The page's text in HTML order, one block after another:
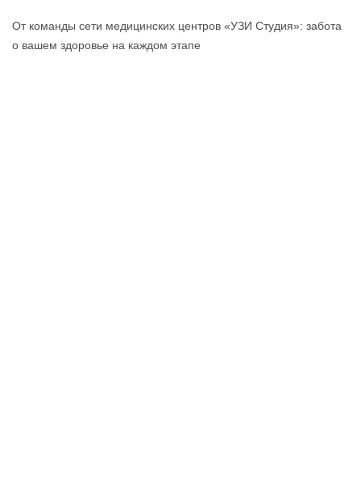
От команды сети медицинских центров «УЗИ Студия»: забота
о вашем здоровье на каждом этапе